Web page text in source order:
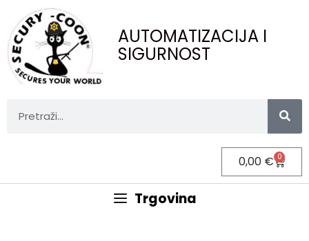
AUTOMATIZACIJA I
SIGURNOST
0,00 € 0
Trgovina